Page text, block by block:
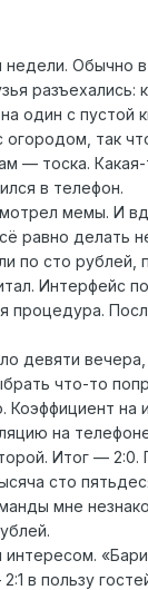
Обычно
один с пустой
так
— тоска.
в телефон.
мемы. И
равно делать
по сто
Интерфейс
процедура.
девяти
что-то
на
на
Итог — 2:0.
сто
мне
в пользу